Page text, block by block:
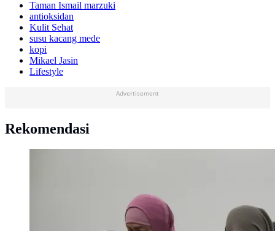
Taman Ismail marzuki
antioksidan
Kulit Sehat
susu kacang mede
kopi
Mikael Jasin
Lifestyle
Advertisement
Rekomendasi